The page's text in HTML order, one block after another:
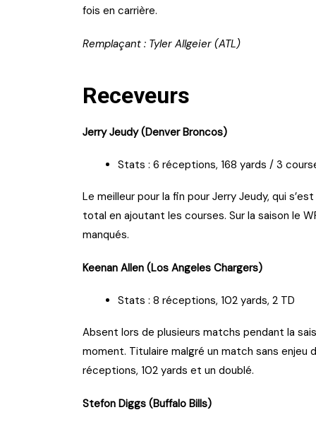
fois en carrière.
Remplaçant : Tyler Allgeier (ATL)
Receveurs
Jerry Jeudy (Denver Broncos)
Stats : 6 réceptions, 168 yards / 3
Le meilleur pour la fin pour Jerry Jeudy, qui
total en ajoutant les courses. Sur la saison le
manqués.
Keenan Allen (Los Angeles Chargers)
Stats : 8 réceptions, 102 yards, 2 TD
Absent lors de plusieurs matchs pendant la
moment. Titulaire malgré un match sans enjeu
réceptions, 102 yards et un doublé.
Stefon Diggs (Buffalo Bills)